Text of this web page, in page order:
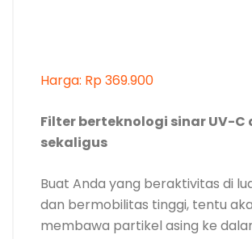
Baca Juga: 10
Alas Terbaik dan Tahan
Bila hal itu dibiarkan Lalu-
menumpuk dan
Apalagi udara di mobil jarang